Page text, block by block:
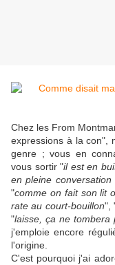
Chez les From
expressions à la con",
genre ; vous en
vous sortir "il est en
en pleine conversation
"comme on fait son lit
rate au court-bouillon",
"laisse, ça ne tombera
j'emploie encore
l'origine.
C'est pourquoi j'ai